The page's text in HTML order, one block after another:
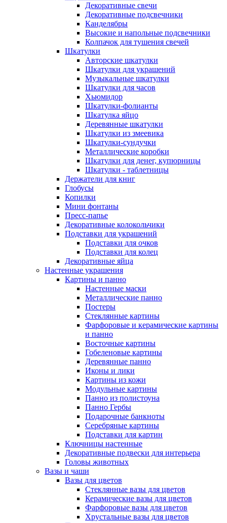
Декоративные свечи
Декоративные подсвечники
Канделябры
Высокие и напольные подсвечники
Колпачок для тушения свечей
Шкатулки
Авторские шкатулки
Шкатулки для украшений
Музыкальные шкатулки
Шкатулки для часов
Хьюмидор
Шкатулки-фолианты
Шкатулка яйцо
Деревянные шкатулки
Шкатулки из змеевика
Шкатулки-сундучки
Металлические коробки
Шкатулки для денег, купюрницы
Шкатулки - таблетницы
Держатели для книг
Глобусы
Копилки
Мини фонтаны
Пресс-папье
Декоративные колокольчики
Подставки для украшений
Подставки для очков
Подставки для колец
Декоративные яйца
Настенные украшения
Картины и панно
Настенные маски
Металлические панно
Постеры
Стеклянные картины
Фарфоровые и керамические картины
и панно
Восточные картины
Гобеленовые картины
Деревянные панно
Иконы и лики
Картины из кожи
Модульные картины
Панно из полистоуна
Панно Гербы
Подарочные банкноты
Серебряные картины
Подставки для картин
Ключницы настенные
Декоративные подвески для интерьера
Головы животных
Вазы и чаши
Вазы для цветов
Стеклянные вазы для цветов
Керамические вазы для цветов
Фарфоровые вазы для цветов
Хрустальные вазы для цветов